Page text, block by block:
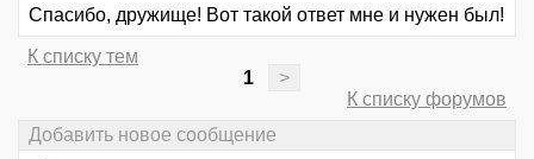
Спасибо, дружище! Вот такой ответ мне и нужен был!
К списку тем
1
>
К списку форумов
Добавить новое сообщение